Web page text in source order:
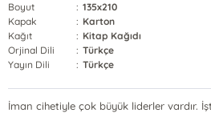
Boyut
: 135x210
Kapak
: Karton
Kağıt
: Kitap Kağıdı
Orjinal Dili
: Türkçe
Yayın Dili
: Türkçe
İman cihetiyle çok büyük liderler vardır.